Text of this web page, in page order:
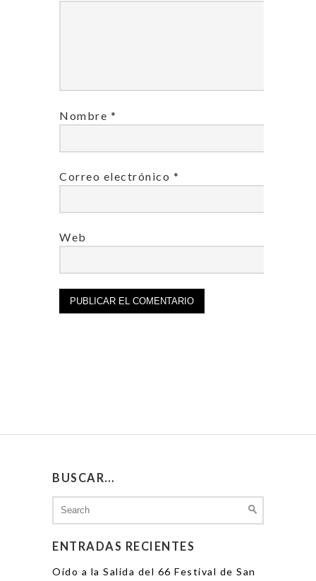
Nombre *
Correo electrónico *
Web
BUSCAR…
for:
ENTRADAS RECIENTES
Oído a la Salida del 66 Festival de San